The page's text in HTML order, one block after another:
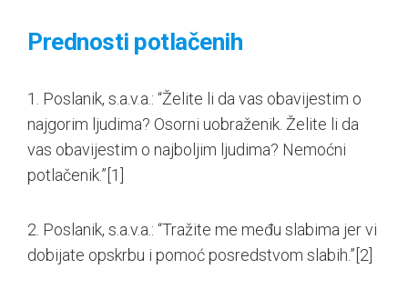
Prednosti potlačenih
1. Poslanik, s.a.v.a.: “Želite li da vas obavijestim o
najgorim ljudima? Osorni uobraženik. Želite li da
vas obavijestim o najboljim ljudima? Nemoćni
potlačenik.” [1]
2. Poslanik, s.a.v.a.: “Tražite me među slabima jer vi
dobijate opskrbu i pomoć posredstvom slabih.” [2]